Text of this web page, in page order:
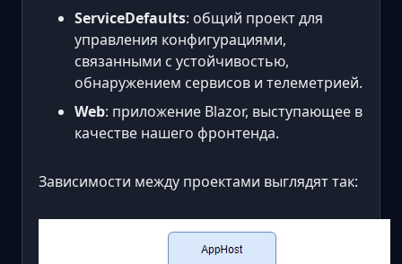
ServiceDefaults: общий проект для
управления конфигурациями,
связанными с устойчивостью,
обнаружением сервисов и телеметрией.
Web: приложение Blazor, выступающее в
качестве нашего фронтенда.
Зависимости между проектами выглядят так: